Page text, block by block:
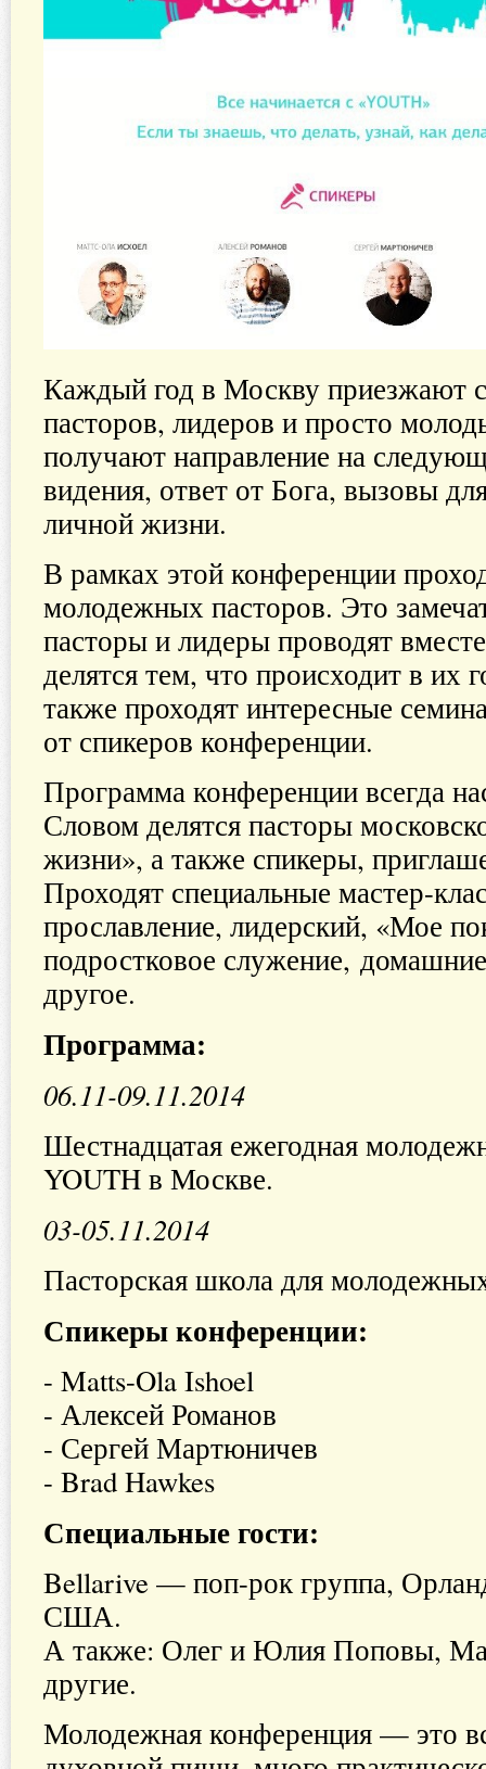
Каждый год в Москву приезжают
пасторов, лидеров и просто
получают направление на
видения, ответ от Бога, вызовы
личной жизни.
В рамках этой конференции
молодежных пасторов. Это
пасторы и лидеры проводят
делятся тем, что происходит в их
также проходят интересные
от спикеров конференции.
Программа конференции всегда
Словом делятся пасторы
жизни», а также спикеры,
Проходят специальные мастер-
прославление, лидерский, «Мое
подростковое служение,
другое.
Программа:
06.11-09.11.2014
Шестнадцатая ежегодная
YOUTH в Москве.
03-05.11.2014
Пасторская школа для
Спикеры конференции:
- Matts-Ola Ishoel
- Алексей Романов
- Сергей Мартюничев
- Brad Hawkes
Специальные гости:
Bellarive — поп-рок группа,
США.
А также: Олег и Юлия Поповы,
другие.
Молодежная конференция — это